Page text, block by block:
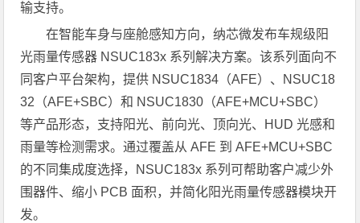
输支持。
在智能车身与座舱感知方向，纳芯微发布车规级阳
光雨量传感器 NSUC183x 系列解决方案。该系列面向不
同客户平台架构，提供 NSUC1834（AFE）、NSUC18
32（AFE+SBC）和 NSUC1830（AFE+MCU+SBC）
等产品形态，支持阳光、前向光、顶向光、HUD 光感和
雨量等检测需求。通过覆盖从 AFE 到 AFE+MCU+SBC
的不同集成度选择，NSUC183x 系列可帮助客户减少外
围器件、缩小 PCB 面积，并简化阳光雨量传感器模块开
发。